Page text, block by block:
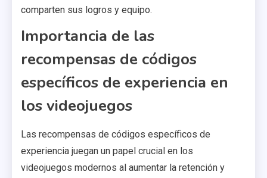
comparten sus logros y equipo.
Importancia de las
recompensas de códigos
específicos de experiencia en
los videojuegos
Las recompensas de códigos específicos de
experiencia juegan un papel crucial en los
videojuegos modernos al aumentar la retención y